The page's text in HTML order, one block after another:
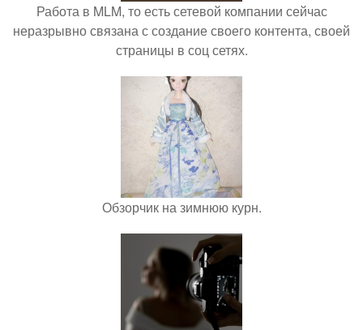
Работа в MLM, то есть сетевой компании сейчас
неразрывно связана с создание своего контента, своей
страницы в соц сетях.
Обзорчик на зимнюю курн.